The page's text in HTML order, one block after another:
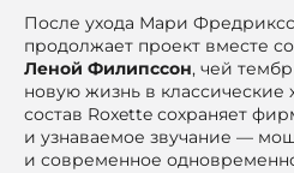
После ухода Мари
продолжает проект вместе
Леной Филипссон, чей
новую жизнь в
состав Roxette сохраняет
и узнаваемое звучание —
и современное